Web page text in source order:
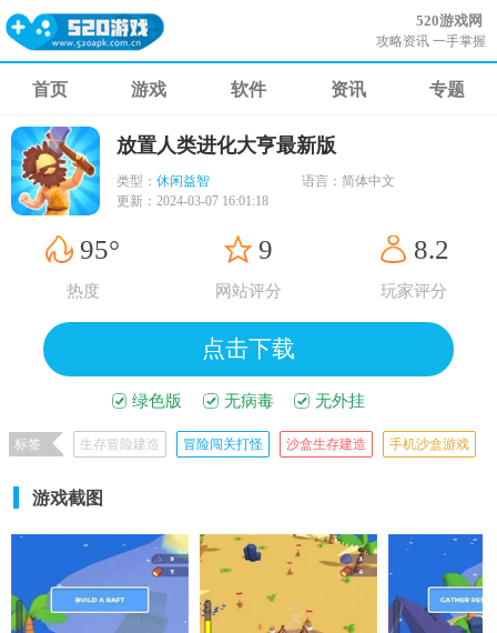
520游戏网
攻略资讯 一手掌握
首页 游戏 软件 资讯 专题
放置人类进化大亨最新版
类型： 休闲益智 语言： 简体中文
更新： 2024-03-07 16:01:18
95°
热度
9
网站评分
8.2
玩家评分
点击下载
绿色版 无病毒 无外挂
标签 生存冒险建造 冒险闯关打怪 沙盒生存建造 手机沙盒游戏
游戏截图